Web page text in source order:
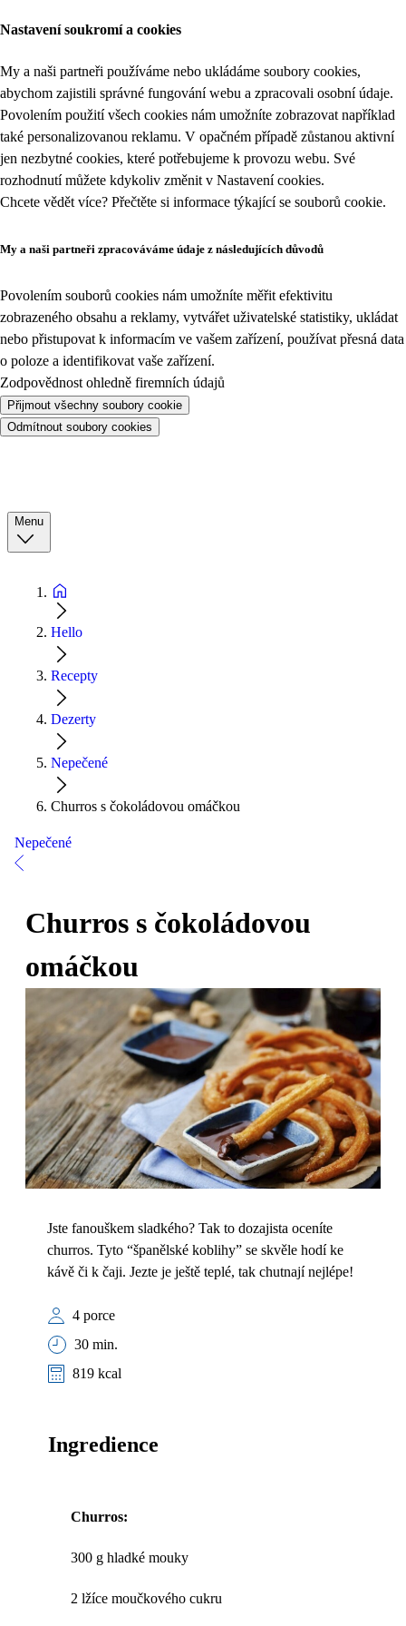
Nastavení soukromí a cookies
My a naši partneři používáme nebo ukládáme soubory cookies,
abychom zajistili správné fungování webu a zpracovali osobní údaje.
Povolením použití všech cookies nám umožníte zobrazovat například
také personalizovanou reklamu. V opačném případě zůstanou aktivní
jen nezbytné cookies, které potřebujeme k provozu webu. Své
rozhodnutí můžete kdykoliv změnit v Nastavení cookies.
Chcete vědět více? Přečtěte si informace týkající se souborů cookie.
My a naši partneři zpracováváme údaje z následujících důvodů
Povolením souborů cookies nám umožníte měřit efektivitu
zobrazeného obsahu a reklamy, vytvářet uživatelské statistiky, ukládat
nebo přistupovat k informacím ve vašem zařízení, používat přesná data
o poloze a identifikovat vaše zařízení.
Zodpovědnost ohledně firemních údajů
Přijmout všechny soubory cookie
Odmítnout soubory cookies
Menu
Hello
Recepty
Dezerty
Nepečené
Churros s čokoládovou omáčkou
Nepečené
Churros s čokoládovou
omáčkou
Jste fanouškem sladkého? Tak to dozajista oceníte
churros. Tyto “španělské koblihy” se skvěle hodí ke
kávě či k čaji. Jezte je ještě teplé, tak chutnají nejlépe!
4 porce
30 min.
819 kcal
Ingredience
Churros:
300 g hladké mouky
2 lžíce moučkového cukru